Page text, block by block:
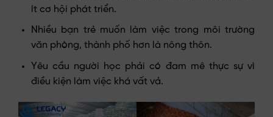
ít cơ hội phát triển.
Nhiều bạn trẻ muốn làm việc trong môi trường
văn phòng, thành phố hơn là nông thôn.
Yêu cầu người học phải có đam mê thực sự vì
điều kiện làm việc khá vất vả.